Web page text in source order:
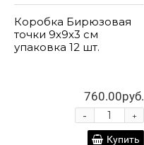
Коробка Бирюзовая
точки 9х9х3 см
упаковка 12 шт.
760.00руб.
+
-
Купить